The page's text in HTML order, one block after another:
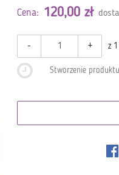
Cena: 120,00 zł
- + z
Stworzenie